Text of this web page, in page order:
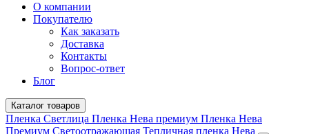
О компании
Покупателю
Как заказать
Доставка
Контакты
Вопрос-ответ
Блог
Каталог товаров
Пленка Светлица Пленка Нева премиум Пленка Нева
Премиум Светоотражающая Тепличная пленка Нева